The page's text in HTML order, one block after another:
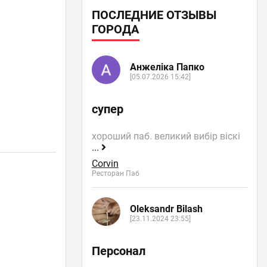
ПОСЛЕДНИЕ ОТЗЫВЫ
ГОРОДА
Анжеліка Папко
[05.07.2026 15:42]
супер
хороший паб. великий вибір віскі
...
Corvin
Ресторан Паб
Oleksandr Bilash
[23.11.2024 23:55]
Персонал